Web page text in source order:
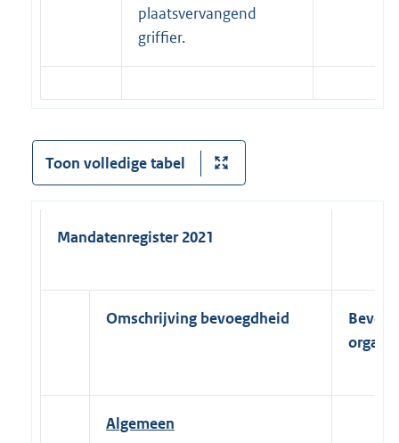
plaatsvervangend
griffier.
Toon volledige tabel
Mandatenregister 2021
Omschrijving bevoegdheid
orgaan
Algemeen